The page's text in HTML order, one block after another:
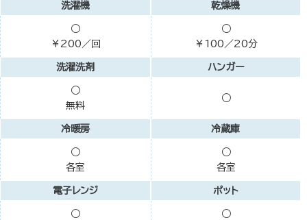
洗濯機
○
￥200／回
乾燥機
○
￥100／20分
洗濯洗剤
○
無料
ハンガー
○
冷暖房
○
各室
冷蔵庫
○
各室
電子レンジ
○
ポット
○